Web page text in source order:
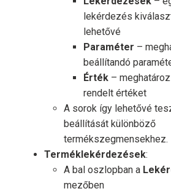
lekérdezés
lehetővé
Paraméter –
beállítandó
Érték –
rendelt értéket
A sorok így lehetővé
beállítását különböző
termékszegmensekhez.
Terméklekérdezések:
A bal oszlopban a
mezőben